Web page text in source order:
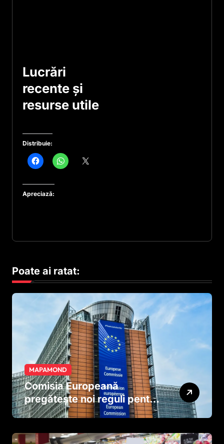
Lucrări
recente și
resurse utile
Distribuie:
Apreciază:
Poate ai ratat:
MAPAMOND
Comisia Europeană
pregătește noi reguli pentru
tutun și țigările electronice